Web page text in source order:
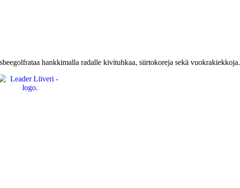
hankkimalla radalle kivituhkaa, siirtokoreja sekä vuokrakiekkoja.